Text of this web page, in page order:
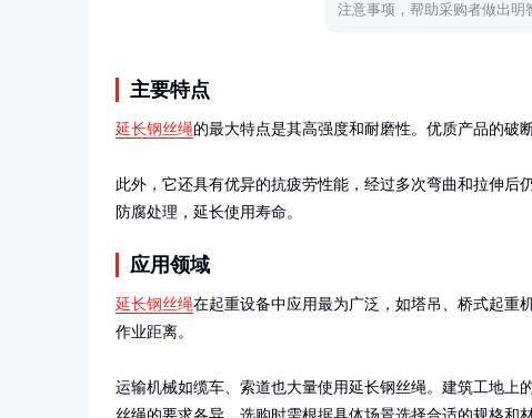
注意事项，帮助采购者做出明
主要特点
延长钢丝绳的最大特点是其高强度和耐磨性。优质产品的破
此外，它还具有优异的抗疲劳性能，经过多次弯曲和拉伸
防腐处理，延长使用寿命。
应用领域
延长钢丝绳在起重设备中应用最为广泛，如塔吊、桥式起重
作业距离。
运输机械如缆车、索道也大量使用延长钢丝绳。建筑工地